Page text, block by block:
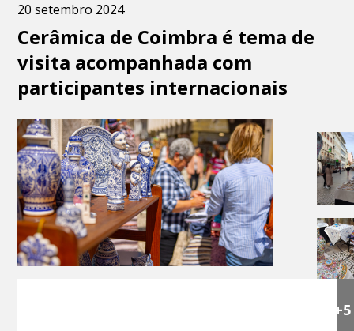
20 setembro 2024
Cerâmica de Coimbra é tema de
visita acompanhada com
participantes internacionais
+5